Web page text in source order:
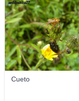
Cueto
ardibeltza77